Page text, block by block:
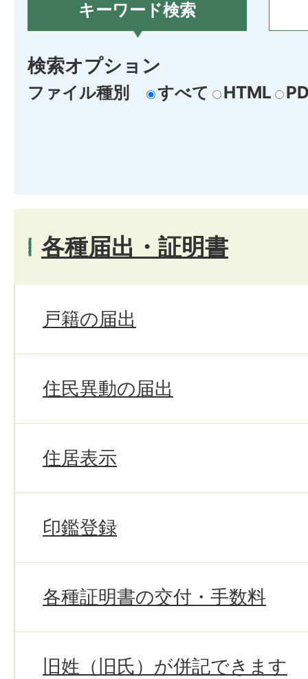
キーワード検索
検索オプション
ファイル種別 すべて HTML
各種届出・証明書
戸籍の届出
住民異動の届出
住居表示
印鑑登録
各種証明書の交付・手数料
旧姓（旧氏）が併記できます